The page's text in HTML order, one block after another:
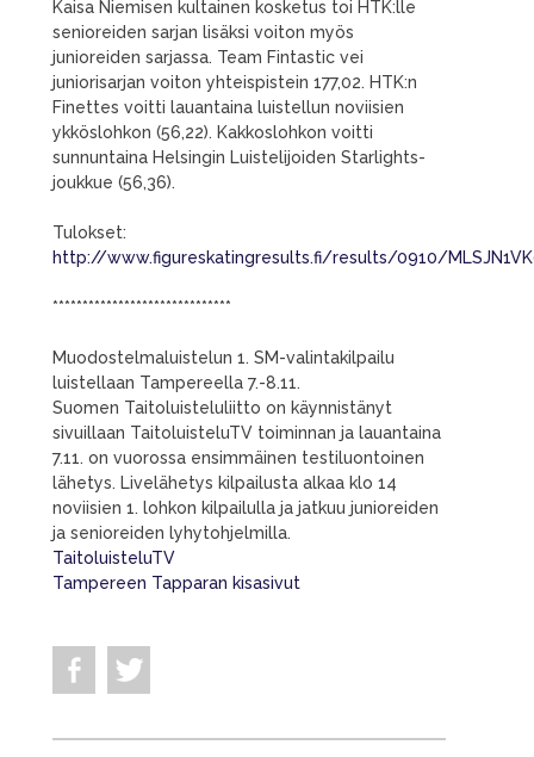
Kaisa Niemisen kultainen kosketus toi HTK:lle
senioreiden sarjan lisäksi voiton myös
junioreiden sarjassa. Team Fintastic vei
juniorisarjan voiton yhteispistein 177,02. HTK:n
Finettes voitti lauantaina luistellun noviisien
ykköslohkon (56,22). Kakkoslohkon voitti
sunnuntaina Helsingin Luistelijoiden Starlights-
joukkue (56,36).
Tulokset:
http://www.figureskatingresults.fi/results/0910/
******************************
Muodostelmaluistelun 1. SM-valintakilpailu
luistellaan Tampereella 7.-8.11.
Suomen Taitoluisteluliitto on käynnistänyt
sivuillaan TaitoluisteluTV toiminnan ja lauantaina
7.11. on vuorossa ensimmäinen testiluontoinen
lähetys. Livelähetys kilpailusta alkaa klo 14
noviisien 1. lohkon kilpailulla ja jatkuu junioreiden
ja senioreiden lyhytohjelmilla.
TaitoluisteluTV
Tampereen Tapparan kisasivut